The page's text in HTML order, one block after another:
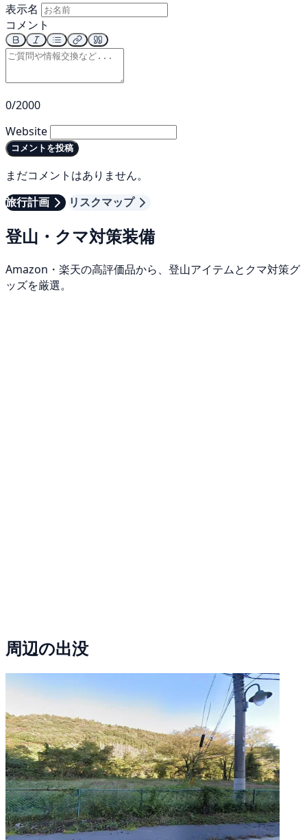
表示名
コメント
0/2000
Website
コメントを投稿
まだコメントはありません。
旅行計画
リスクマップ
登山・クマ対策装備
Amazon・楽天の高評価品から、登山アイテムとクマ対策グ
ッズを厳選。
周辺の出没